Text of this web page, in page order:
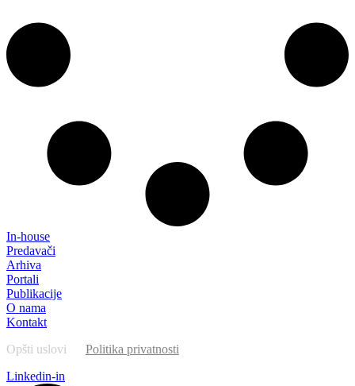
In-house
Predavači
Arhiva
Portali
Publikacije
O nama
Kontakt
Opšti uslovi
Politika privatnosti
Linkedin-in